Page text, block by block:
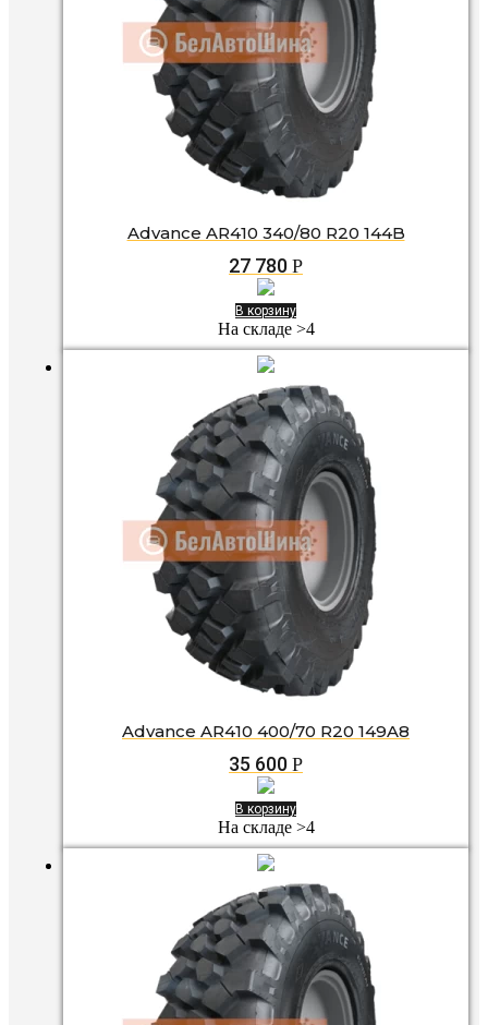
Advance AR410 340/80 R20 144B
27 780 Р
В корзину
На складе >4
Advance AR410 400/70 R20 149A8
35 600 Р
В корзину
На складе >4